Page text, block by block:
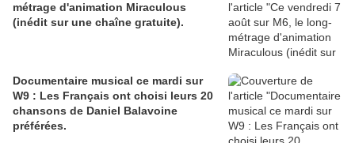
métrage d'animation Miraculous
(inédit sur une chaîne gratuite).
Documentaire musical ce mardi sur
W9 : Les Français ont choisi leurs 20
chansons de Daniel Balavoine
préférées.